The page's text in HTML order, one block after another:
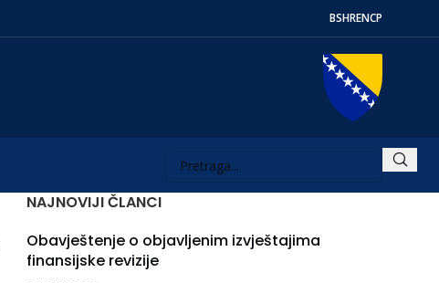
BSHRENСР
NAJNOVIJI ČLANCI
Obavještenje o objavljenim izvještajima
finansijske revizije